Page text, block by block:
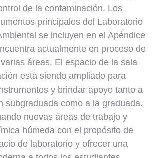
de la contaminación. Los
principales del Laboratorio
se incluyen en el Apéndice
actualmente en proceso de
áreas. El espacio de la sala
está siendo ampliado para
y brindar apoyo tanto a
subgraduada como a la graduada.
nuevas áreas de trabajo y
húmeda con el propósito de
de laboratorio y ofrecer una